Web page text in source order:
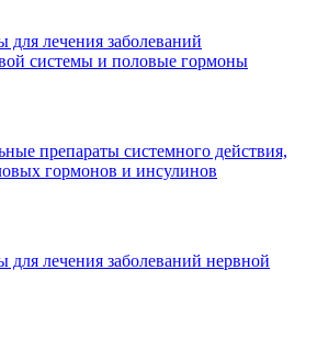
для лечения заболеваний
системы и половые гормоны
препараты системного действия,
гормонов и инсулинов
для лечения заболеваний нервной